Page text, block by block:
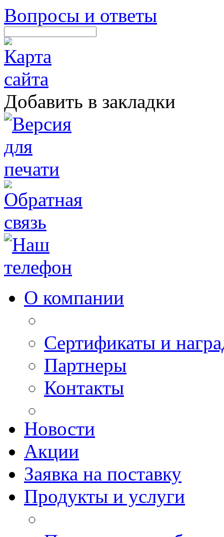
Вопросы и ответы
Добавить в закладки
О компании
Сертификаты и
Партнеры
Контакты
Новости
Акции
Заявка на поставку
Продукты и услуги